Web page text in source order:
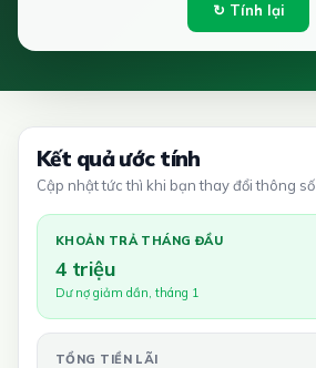
↻ Tính lại
Kết quả ước tính
Cập nhật tức thì khi bạn thay đổi thông số
KHOẢN TRẢ THÁNG ĐẦU
4 triệu
Dư nợ giảm dần, tháng 1
TỔNG TIỀN LÃI